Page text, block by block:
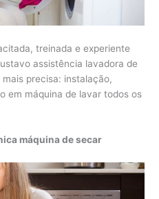
treinada e experiente
assistência lavadora de
precisa: instalação,
em máquina de lavar todos os
máquina de secar